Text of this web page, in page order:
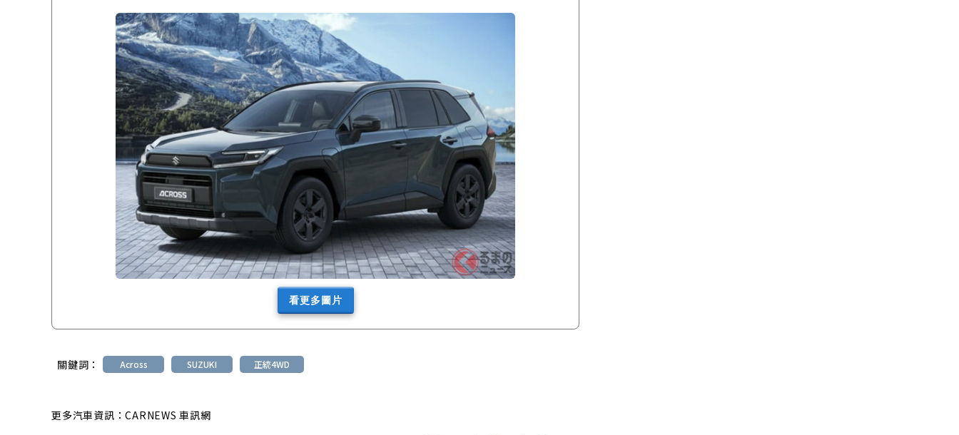
看更多圖片
關鍵詞： Across SUZUKI 正統4WD
更多汽車資訊：CARNEWS 車訊網